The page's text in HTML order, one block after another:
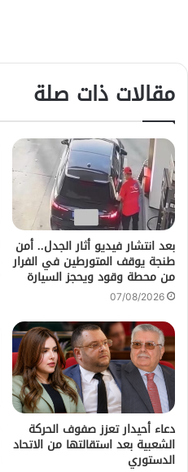
مقالات ذات صلة
بعد انتشار فيديو أثار الجدل.. أمن
طنجة يوقف المتورطين في الفرار
من محطة وقود ويحجز السيارة
07/08/2026
دعاء أحيدار تعزز صفوف الحركة
الشعبية بعد استقالتها من الاتحاد
الدستوري